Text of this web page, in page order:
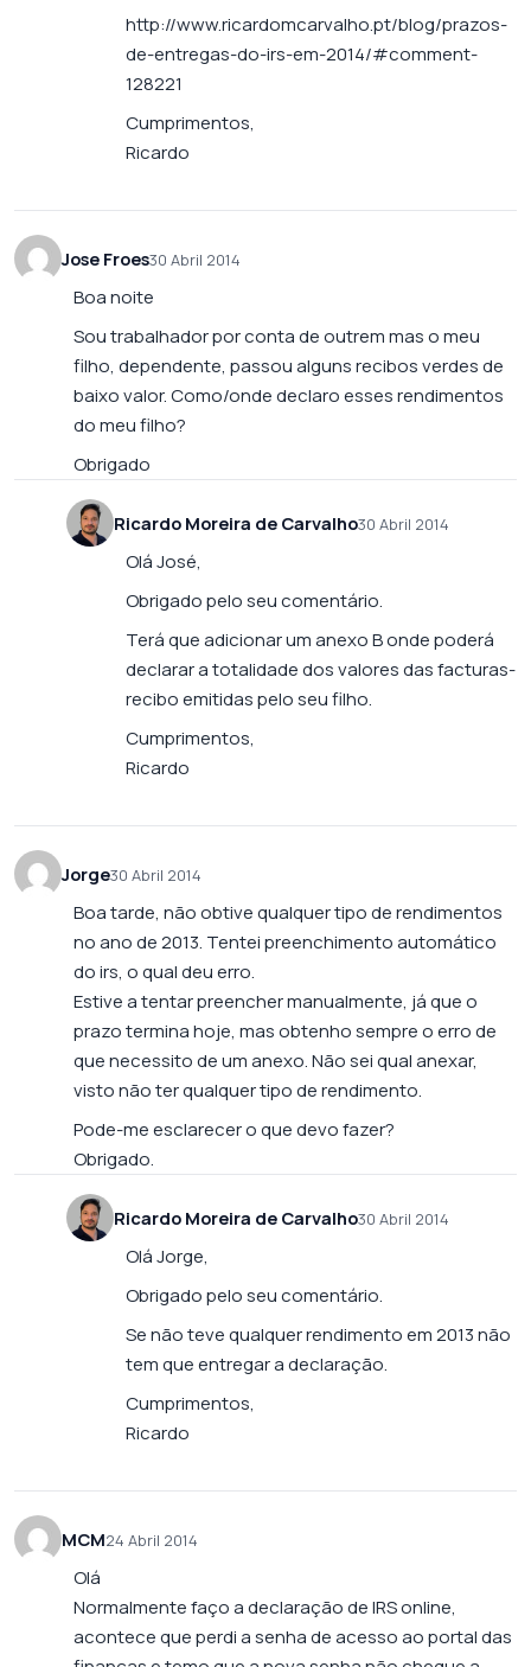
http://www.ricardomcarvalho.pt/blog/prazos-
de-entregas-do-irs-em-2014/#comment-
128221
Cumprimentos,
Ricardo
Jose Froes30 Abril 2014
Boa noite
Sou trabalhador por conta de outrem mas o meu
filho, dependente, passou alguns recibos verdes de
baixo valor. Como/onde declaro esses rendimentos
do meu filho?
Obrigado
Ricardo Moreira de Carvalho30 Abril 2014
Olá José,
Obrigado pelo seu comentário.
Terá que adicionar um anexo B onde poderá
declarar a totalidade dos valores das facturas-
recibo emitidas pelo seu filho.
Cumprimentos,
Ricardo
Jorge30 Abril 2014
Boa tarde, não obtive qualquer tipo de rendimentos
no ano de 2013. Tentei preenchimento automático
do irs, o qual deu erro.
Estive a tentar preencher manualmente, já que o
prazo termina hoje, mas obtenho sempre o erro de
que necessito de um anexo. Não sei qual anexar,
visto não ter qualquer tipo de rendimento.
Pode-me esclarecer o que devo fazer?
Obrigado.
Ricardo Moreira de Carvalho30 Abril 2014
Olá Jorge,
Obrigado pelo seu comentário.
Se não teve qualquer rendimento em 2013 não
tem que entregar a declaração.
Cumprimentos,
Ricardo
MCM24 Abril 2014
Olá
Normalmente faço a declaração de IRS online,
acontece que perdi a senha de acesso ao portal das